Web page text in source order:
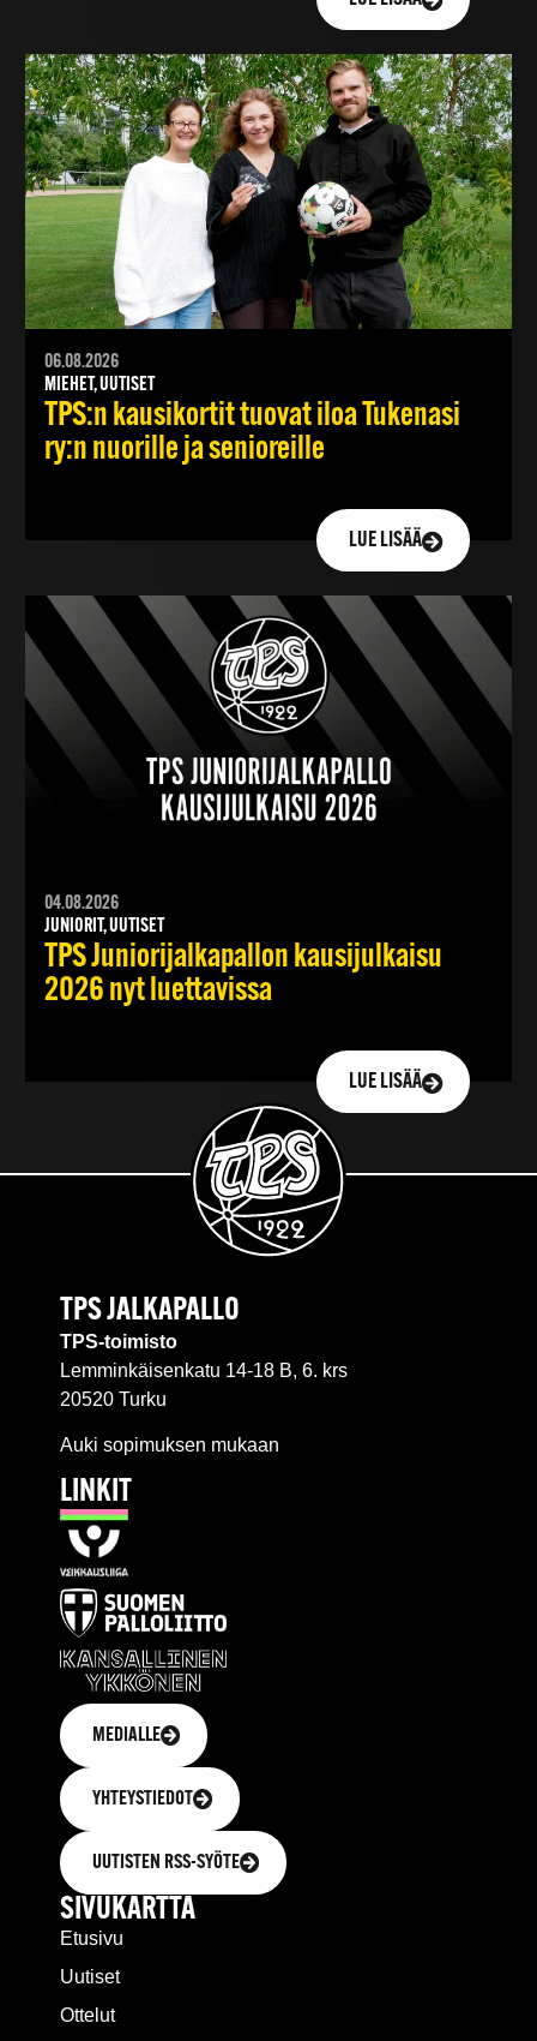
06.08.2026
MIEHET, UUTISET
TPS:n kausikortit tuovat iloa Tukenasi
ry:n nuorille ja senioreille
LUE LISÄÄ
04.08.2026
JUNIORIT, UUTISET
TPS Juniorijalkapallon kausijulkaisu
2026 nyt luettavissa
LUE LISÄÄ
TPS JALKAPALLO
TPS-toimisto
Lemminkäisenkatu 14-18 B, 6. krs
20520 Turku
Auki sopimuksen mukaan
LINKIT
MEDIALLE
YHTEYSTIEDOT
UUTISTEN RSS-SYÖTE
SIVUKARTTA
Etusivu
Uutiset
Ottelut